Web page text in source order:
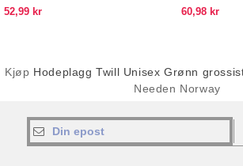
ORGANIC COTTON 6 PANEL CAP
52,99 kr
60,98 kr
Kjøp Hodeplagg Twill Unisex Grønn
Needen Norway